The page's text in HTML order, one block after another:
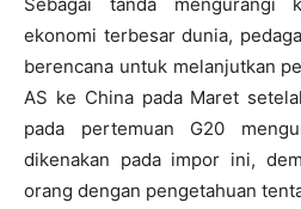
ekonomi terbesar dunia,
berencana untuk melanjutkan
AS ke China pada Maret
pada pertemuan G20
dikenakan pada impor ini,
orang dengan pengetahuan